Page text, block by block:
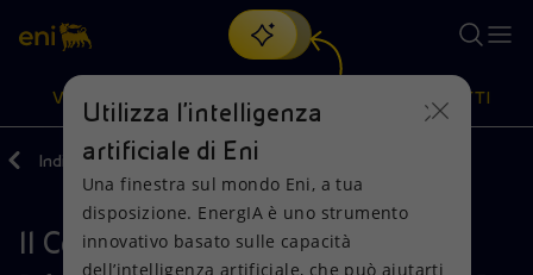
Cerca
scopri EnergIA, la nostra nuova soluzione di intelligenza
artificiale.
VISIONE
Visione
Azioni
PRODOTTI
Prodotti
Indietro Governance Regole della Governance
Il Codice Etico
Utilizza l'intelligenza
artificiale di Eni
Una finestra sul mondo Eni, a tua
disposizione. EnergIA è uno strumento
innovativo basato sulle capacità
dell’intelligenza artificiale, che può aiutarti